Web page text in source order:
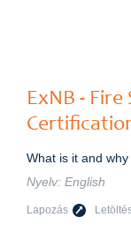
ExNB -
What is it and
Nyelv: Engl
Lapozás